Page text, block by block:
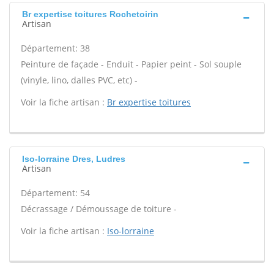
Br expertise toitures Rochetoirin
Artisan
Département: 38
Peinture de façade - Enduit - Papier peint - Sol souple
(vinyle, lino, dalles PVC, etc) -
Voir la fiche artisan : Br expertise toitures
Iso-lorraine Dres, Ludres
Artisan
Département: 54
Décrassage / Démoussage de toiture -
Voir la fiche artisan : Iso-lorraine